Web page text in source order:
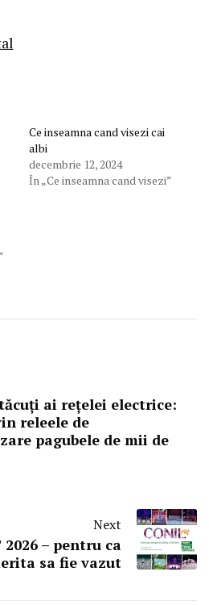
Ce inseamna cand visezi cai
albi
decembrie 12, 2024
În „Ce inseamna cand visezi”
ai rețelei electrice:
releele de
pagubele de mii de
Next
2026 – pentru ca
sa fie vazut